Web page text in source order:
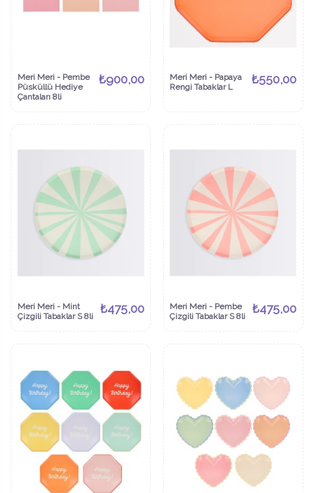
Meri Meri - Pembe
Püsküllü Hediye
Çantaları 8li
₺900,00
Meri Meri - Papaya
Rengi Tabaklar L
₺550,00
Meri Meri - Mint
Çizgili Tabaklar S 8li
₺475,00
Meri Meri - Pembe
Çizgili Tabaklar S 8li
₺475,00